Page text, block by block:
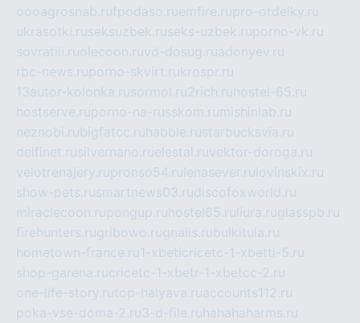
oooagrosnab.rufpodaso.ruemfire.rupro-otdelky.ru
ukrasotki.ruseksuzbek.ruseks-uzbek.ruporno-vk.ru
sovratili.ruolecoon.ruvd-dosug.ruadonyev.ru
rbc-news.ruporno-skvirt.rukrospr.ru
13autor-kolonka.rusormol.ru2rich.ru hostel-65.ru
hostserve.ruporno-na-russkom.ru mishinlab.ru
neznobi.rubigfatcc.ru habble.rustarbucksvia.ru
delfinet.rusilvernano.ruelestal.ruvektor-doroga.ru
velotrenajery.rupronso54.ru lenasever.ru lovinskix.ru
show-pets.rusmartnews03.rudiscofoxworld.ru
miraclecoon.rupongup.ru hostel65.ru liura.ruglasspb.ru
firehunters.rugribowo.rugnalis.rubulkitula.ru
hometown-france.ru1-xbeticricetc-1-xbetti-5.ru
shop-garena.rucricetc-1-xbetr-1-xbetcc-2.ru
one-life-story.rutop-halyava.ruaccounts112.ru
poka-vse-doma-2.ru3-d-file.ru hahahaharms.ru